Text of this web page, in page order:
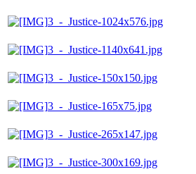
3_-_Justice-1024x576.jpg
3_-_Justice-1140x641.jpg
3_-_Justice-150x150.jpg
3_-_Justice-165x75.jpg
3_-_Justice-265x147.jpg
3_-_Justice-300x169.jpg